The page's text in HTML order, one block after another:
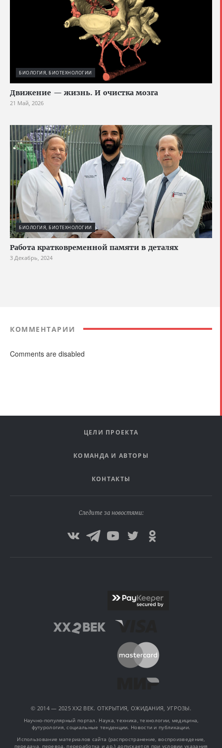
БИОЛОГИЯ, БИОТЕХНОЛОГИИ
Движение — жизнь. И очистка мозга
21 Май, 2026
БИОЛОГИЯ, БИОТЕХНОЛОГИИ
Работа кратковременной памяти в деталях
3 Декабрь, 2024
КОММЕНТАРИИ
Comments are disabled
ЦЕЛИ ПРОЕКТА
КОМАНДА И АВТОРЫ
КОНТАКТЫ
Следите за новостями:
© 2014 — 2025 XX2 ВЕК. ОТКРЫТИЯ, ОЖИДАНИЯ, УГРОЗЫ.
Научно-популярный портал. Наука, техника, технологии, медицина,
футурология, социальные тенденции. Новости и публикации.
Использование материалов сайта (распространение, воспроизведение,
передача, перевод, переработка и др.) допускается при условии указания